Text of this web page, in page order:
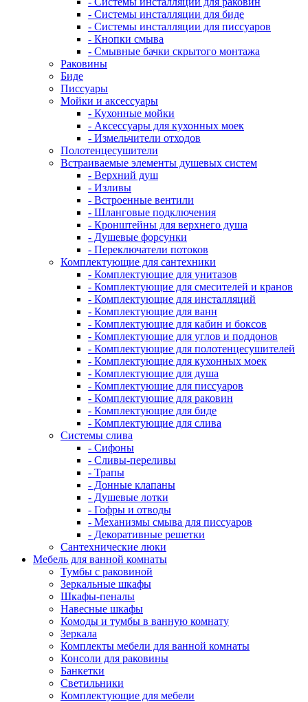
- Системы инсталляции для биде
- Системы инсталляции для писсуаров
- Кнопки смыва
- Смывные бачки скрытого монтажа
Раковины
Биде
Писсуары
Мойки и аксессуары
- Кухонные мойки
- Аксессуары для кухонных моек
- Измельчители отходов
Полотенцесушители
Встраиваемые элементы душевых систем
- Верхний душ
- Изливы
- Встроенные вентили
- Шланговые подключения
- Кронштейны для верхнего душа
- Душевые форсунки
- Переключатели потоков
Комплектующие для сантехники
- Комплектующие для унитазов
- Комплектующие для смесителей и кранов
- Комплектующие для инсталляций
- Комплектующие для ванн
- Комплектующие для кабин и боксов
- Комплектующие для углов и поддонов
- Комплектующие для полотенцесушителей
- Комплектующие для кухонных моек
- Комплектующие для душа
- Комплектующие для писсуаров
- Комплектующие для раковин
- Комплектующие для биде
- Комплектующие для слива
Системы слива
- Сифоны
- Сливы-переливы
- Трапы
- Донные клапаны
- Душевые лотки
- Гофры и отводы
- Механизмы смыва для писсуаров
- Декоративные решетки
Сантехнические люки
Мебель для ванной комнаты
Тумбы с раковиной
Зеркальные шкафы
Шкафы-пеналы
Навесные шкафы
Комоды и тумбы в ванную комнату
Зеркала
Комплекты мебели для ванной комнаты
Консоли для раковины
Банкетки
Светильники
Комплектующие для мебели